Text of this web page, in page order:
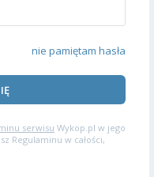
nie pamiętam hasła
serwisu Wykop.pl w jego
Regulaminu w całości,